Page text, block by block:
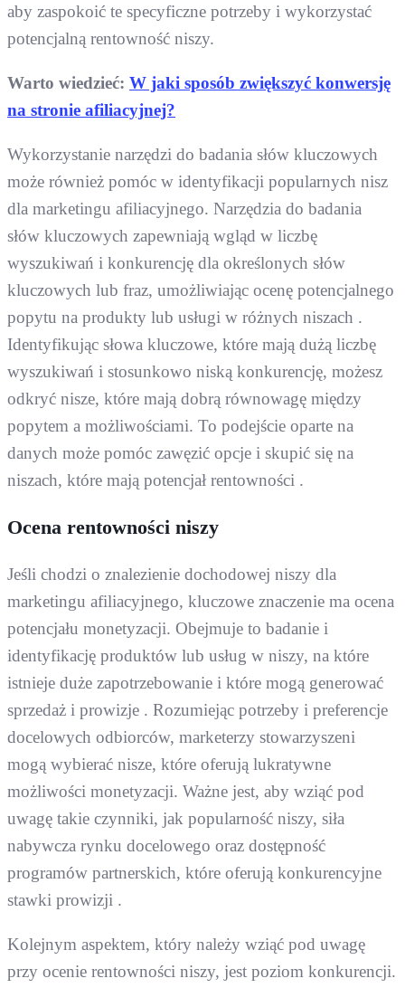
aby zaspokoić te specyficzne potrzeby i wykorzystać
potencjalną rentowność niszy.
Warto wiedzieć: W jaki sposób zwiększyć konwersję
na stronie afiliacyjnej?
Wykorzystanie narzędzi do badania słów kluczowych
może również pomóc w identyfikacji popularnych nisz
dla marketingu afiliacyjnego. Narzędzia do badania
słów kluczowych zapewniają wgląd w liczbę
wyszukiwań i konkurencję dla określonych słów
kluczowych lub fraz, umożliwiając ocenę potencjalnego
popytu na produkty lub usługi w różnych niszach .
Identyfikując słowa kluczowe, które mają dużą liczbę
wyszukiwań i stosunkowo niską konkurencję, możesz
odkryć nisze, które mają dobrą równowagę między
popytem a możliwościami. To podejście oparte na
danych może pomóc zawęzić opcje i skupić się na
niszach, które mają potencjał rentowności .
Ocena rentowności niszy
Jeśli chodzi o znalezienie dochodowej niszy dla
marketingu afiliacyjnego, kluczowe znaczenie ma ocena
potencjału monetyzacji. Obejmuje to badanie i
identyfikację produktów lub usług w niszy, na które
istnieje duże zapotrzebowanie i które mogą generować
sprzedaż i prowizje . Rozumiejąc potrzeby i preferencje
docelowych odbiorców, marketerzy stowarzyszeni
mogą wybierać nisze, które oferują lukratywne
możliwości monetyzacji. Ważne jest, aby wziąć pod
uwagę takie czynniki, jak popularność niszy, siła
nabywcza rynku docelowego oraz dostępność
programów partnerskich, które oferują konkurencyjne
stawki prowizji .
Kolejnym aspektem, który należy wziąć pod uwagę
przy ocenie rentowności niszy, jest poziom konkurencji.